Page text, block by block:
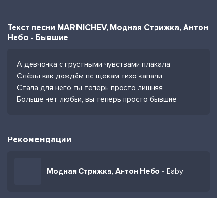
Текст песни MARINICHEV, Модная Стрижка, Антон
Небо - Бывшие
А девчонка с грустными чувствами плакала
Слёзы как дождём по щекам тихо капали
Стала для него ты теперь просто лишняя
Больше нет любви, вы теперь просто бывшие
Рекомендации
Модная Стрижка, Антон Небо - Baby